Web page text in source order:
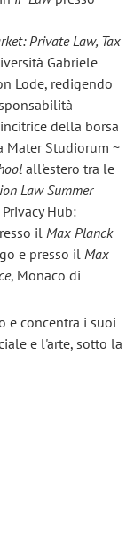
Private Law, Tax
Gabriele
Lode, redigendo
della borsa
Studiorum ~
all'estero tra le
Law Summer
Hub:
il Max Planck
e presso il Max
, Monaco di
e concentra i suoi
e l'arte, sotto la